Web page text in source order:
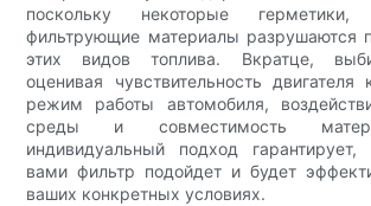
поскольку некоторые
фильтрующие материалы разрушаются
этих видов топлива. Вкратце,
оценивая чувствительность двигателя
режим работы автомобиля,
среды и совместимость
индивидуальный подход
вами фильтр подойдет и будет
ваших конкретных условиях.